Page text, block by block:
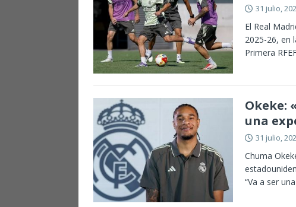
31 julio,
El Real
2025-26, en
Primera
Okeke:
una
31 julio,
Chuma
“Va a ser